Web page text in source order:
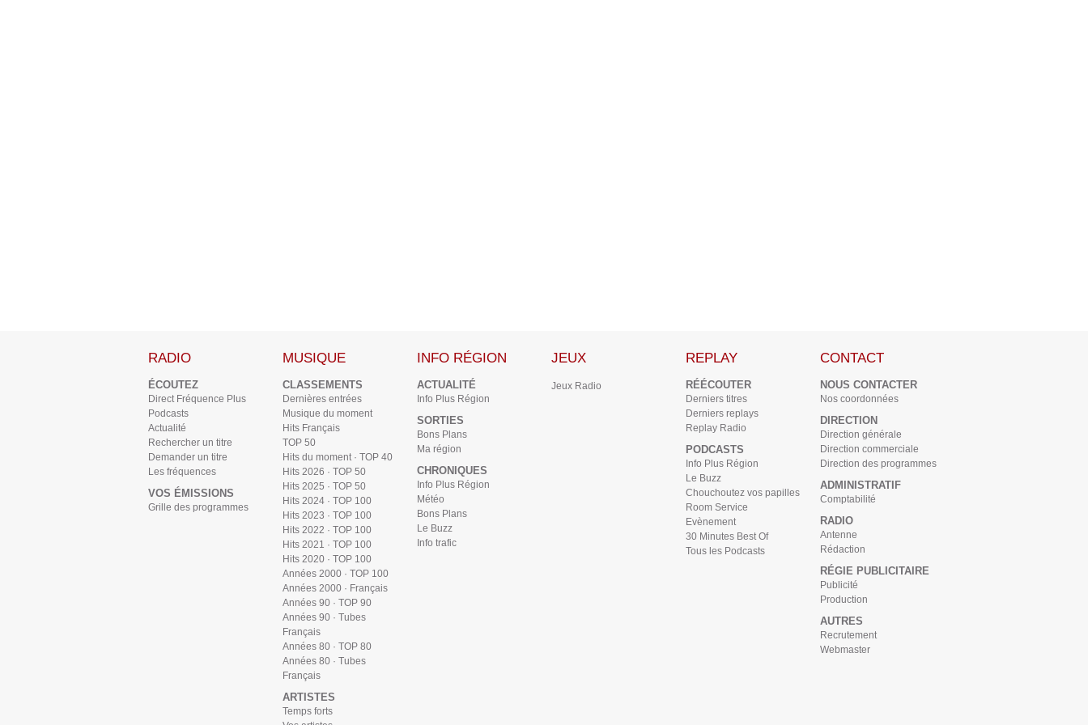
RADIO
ÉCOUTEZ
Direct Fréquence Plus
Podcasts
Actualité
Rechercher un titre
Demander un titre
Les fréquences
VOS ÉMISSIONS
Grille des programmes
MUSIQUE
CLASSEMENTS
Dernières entrées
Musique du moment
Hits Français
TOP 50
Hits du moment · TOP 40
Hits 2026 · TOP 50
Hits 2025 · TOP 50
Hits 2024 · TOP 100
Hits 2023 · TOP 100
Hits 2022 · TOP 100
Hits 2021 · TOP 100
Hits 2020 · TOP 100
Années 2000 · TOP 100
Années 2000 · Français
Années 90 · TOP 90
Années 90 · Tubes
Français
Années 80 · TOP 80
Années 80 · Tubes
Français
ARTISTES
Temps forts
INFO RÉGION
ACTUALITÉ
Info Plus Région
SORTIES
Bons Plans
Ma région
CHRONIQUES
Info Plus Région
Météo
Bons Plans
Le Buzz
Info trafic
JEUX
Jeux Radio
REPLAY
RÉÉCOUTER
Derniers titres
Derniers replays
Replay Radio
PODCASTS
Info Plus Région
Le Buzz
Chouchoutez vos papilles
Room Service
Evènement
30 Minutes Best Of
Tous les Podcasts
CONTACT
NOUS CONTACTER
Nos coordonnées
DIRECTION
Direction générale
Direction commerciale
Direction des programmes
ADMINISTRATIF
Comptabilité
RADIO
Antenne
Rédaction
RÉGIE PUBLICITAIRE
Publicité
Production
AUTRES
Recrutement
Webmaster